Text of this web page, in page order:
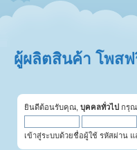
ผู้ผลิตสินค้า โพสฟ
ยินดีต้อนรับคุณ, บุคคลทั่วไป กรุ
เข้าสู่ระบบด้วยชื่อผู้ใช้ รหัสผ่าน แ